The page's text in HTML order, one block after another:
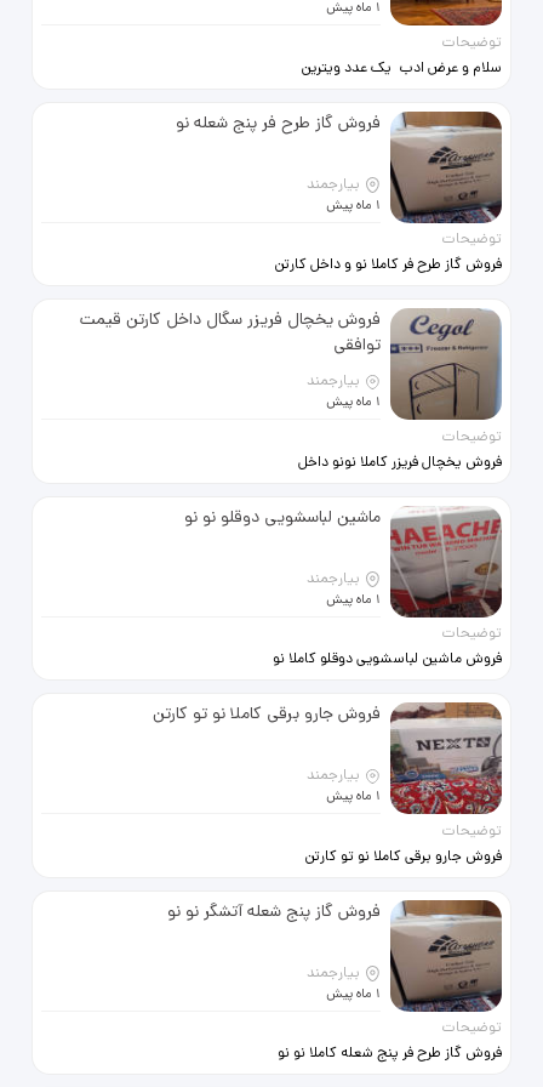
مبلغ به تومان میباشد (((((
1 ماه پیش
توضیحات
سلام و عرض ادب یک عدد ویترین
. جنس بدنه عالی . بسیار تمیز و
خوش‌ساخت کارکرده ولی تمیز . سالم .
متر سه طبقه ویترین . شیشه و اینه .
طبقه پایین دارد که دیده نمیشه درباره
یک تکه منحنی . لطفا( خریدار واقعی
)مصرف کننده واقعی تماس بگیرند
فروش گاز طرح فر پنج شعله نو
بیارجمند
1 ماه پیش
توضیحات
فروش گاز طرح فر کاملا نو و داخل کارتن
فروش یخچال فریزر سگال داخل کارتن قیمت
توافقی
بیارجمند
1 ماه پیش
توضیحات
فروش یخچال فریزر کاملا نونو داخل
قیمت راه میام
ماشین لباسشویی دوقلو نو نو
بیارجمند
1 ماه پیش
توضیحات
فروش ماشین لباسشویی دوقلو کاملا نو
فروش جارو برقی کاملا نو تو کارتن
بیارجمند
1 ماه پیش
توضیحات
فروش جارو برقی کاملا نو تو کارتن
فروش گاز پنج شعله آتشگر نو نو
بیارجمند
1 ماه پیش
توضیحات
فروش گاز طرح فر پنج شعله کاملا نو نو